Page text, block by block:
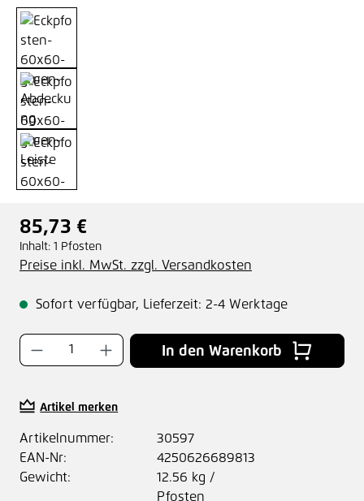
Regulärer Preis:
85,73 €
Inhalt: 1 Pfosten
Preise inkl. MwSt. zzgl. Versandkosten
Sofort verfügbar, Lieferzeit: 2-4 Werktage
Produkt Anzahl: Gib den gewünschten
In den Warenkorb
Artikel merken
Artikelnummer:
30597
EAN-Nr:
4250626689813
Gewicht:
12.56 kg /
Pfosten